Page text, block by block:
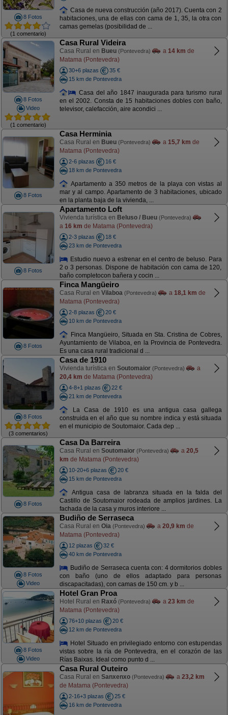
8 Fotos
(1 comentario)
Casa de nueva construcción (año 2017). Cuenta con 2
habitaciones, una de ellas con cama de 1, 35, la otra con
camas gemelas (posibilidad de ...
8 Fotos
Video
(1 comentario)
Casa Rural Videira
Casa Rural en Bueu (Pontevedra) a 14 km de
Matama (Pontevedra)
30+6 plazas
35 €
15 km de Pontevedra
Casa del año 1847 inaugurada para turismo rural
en el 2002. Consta de 15 habitaciones dobles con baño,
televisor, calefacción, aire acondici ...
8 Fotos
Casa Herminia
Casa Rural en Bueu (Pontevedra) a 15,7 km de
Matama (Pontevedra)
2-6 plazas
16 €
18 km de Pontevedra
Apartamento a 350 metros de la playa con vistas al
mar y al campo. Apartamento de 3 habitaciones, ubicado
en la planta baja de la vivienda, ...
8 Fotos
Apartamento Loft
Vivienda turística en Beluso / Bueu (Pontevedra)
a 16 km de Matama (Pontevedra)
2-3 plazas
18 €
23 km de Pontevedra
Estudio nuevo a estrenar en el centro de beluso. Para
2 o 3 personas. Dispone de habitación con cama de 120,
baño completocon bañera y cocin ...
8 Fotos
Finca Mangüeiro
Casa Rural en Vilaboa (Pontevedra) a 18,1 km de
Matama (Pontevedra)
2-8 plazas
20 €
10 km de Pontevedra
Finca Mangüeiro, Situada en Sta. Cristina de Cobres,
Ayuntamiento de Vilaboa, en la Provincia de Pontevedra.
Es una casa rural tradicional d ...
8 Fotos
(3 comentarios)
Casa de 1910
Vivienda turística en Soutomaior (Pontevedra)
a
20,4 km de Matama (Pontevedra)
4-8+1 plazas
22 €
21 km de Pontevedra
La Casa de 1910 es una antigua casa gallega
construida en el año que su nombre indica y está situada
en el municipio de Soutomaior. Cada dep ...
8 Fotos
Casa Da Barreira
Casa Rural en Soutomaior (Pontevedra) a 20,5
km de Matama (Pontevedra)
10-20+6 plazas
20 €
15 km de Pontevedra
Antigua casa de labranza situada en la falda del
Castillo de Soutomaior rodeada de amplios jardines. La
fachada de la casa y muros interiore ...
8 Fotos
Video
Budiño de Serraseca
Casa Rural en Oia (Pontevedra) a 20,9 km de
Matama (Pontevedra)
12 plazas
32 €
40 km de Pontevedra
Budiño de Serraseca cuenta con: 4 dormitorios dobles
con baño (uno de ellos adaptado para personas
discapacitadas), con camas de 150 cm. y b ...
8 Fotos
Video
Hotel Gran Proa
Hotel Rural en Raxó (Pontevedra) a 23 km de
Matama (Pontevedra)
76+10 plazas
20 €
12 km de Pontevedra
Hotel Situado en privilegiado entorno con estupendas
vistas sobre la ría de Pontevedra, en el corazón de las
Rías Baixas. Ideal como punto d ...
Casa Rural Outeiro
Casa Rural en Sanxenxo (Pontevedra) a 23,2 km
de Matama (Pontevedra)
2-16+3 plazas
25 €
16 km de Pontevedra